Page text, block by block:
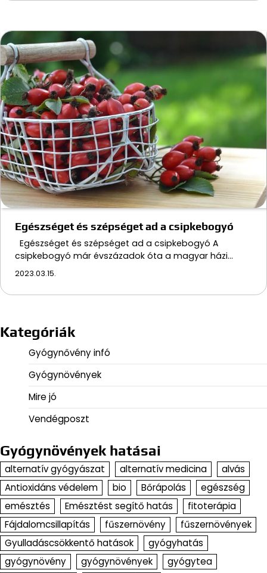
Egészséget és szépséget ad a csipkebogyó
Egészséget és szépséget ad a csipkebogyó A
csipkebogyó már évszázadok óta a magyar házi…
2023.03.15.
Kategóriák
Gyógynővény infó
Gyógynövények
Mire jó
Vendégposzt
Gyógynövények hatásai
alternatív gyógyászat alternatív medicina
alvás
Antioxidáns védelem
bio Bőrápolás
egészség
emésztés
Emésztést segítő hatás
fitoterápia
Fájdalomcsillapítás
fűszernövény
fűszernövények
Gyulladáscsökkentő hatások
gyógyhatás
gyógynövény
gyógynövények
gyógytea